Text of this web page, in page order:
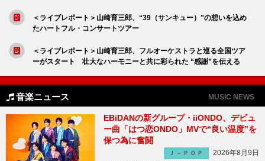
＜ライブレポート＞山崎育三郎、“39（サンキュー）”の想いを込め
たハートフル・コンサートツアー
＜ライブレポート＞山崎育三郎、フルオーケストラと巡る全国ツア
ーがスタート 壮大なハーモニーと共に彩られた “感謝”を伝える
音楽ニュース MUSIC NEWS
EBiDANの新グループ・iiONDO、デビュ
ー曲「はつ恋ONDO」MVで“良い温度”を
保つ為に奮闘
Ｊ－ＰＯＰ
2026年8月9日